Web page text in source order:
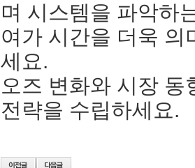
며 시스템을 파악하
여가 시간을 더욱 의
세요.
오즈 변화와 시장
전략을 수립하세요.